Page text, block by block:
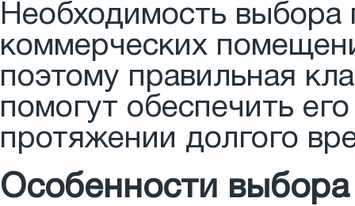
Необходимость выбора
коммерческих
поэтому правильная
помогут обеспечить
протяжении долгого
Особенности